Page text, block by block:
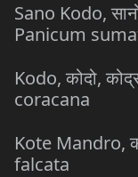
Sano Kodo,
Panicum
Kodo, कोदो,
coracana
Kote Mandro,
falcata